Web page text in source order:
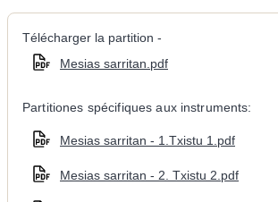
Télécharger la partition -
Mesias sarritan.pdf
Partitiones spécifiques aux instruments:
Mesias sarritan - 1.Txistu 1.pdf
Mesias sarritan - 2. Txistu 2.pdf